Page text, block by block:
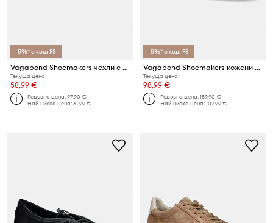
-5%* с код: FS
Vagabond Shoemakers чехли с равна подметка дамски от велур ZAIDA
Текуща цена:
58,99 €
Редовна цена:97,90 €
Най-ниска цена:61,99 €
-5%* с код: FS
Vagabond Shoemakers кожени обувки с дебел ток LIVIA
Текуща цена:
98,99 €
Редовна цена:159,90 €
Най-ниска цена:107,99 €